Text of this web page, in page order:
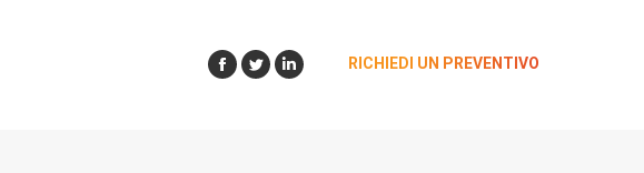
Facebook
TwitterLinkedin
RICHIEDI UN PREVENTIVO